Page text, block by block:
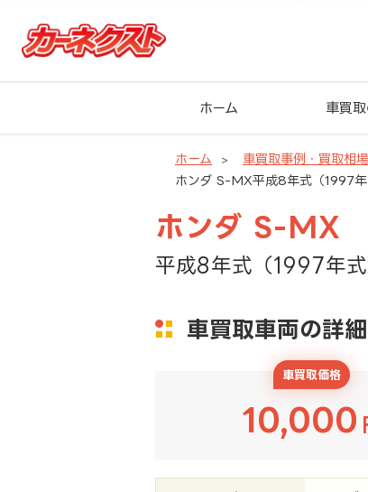
ホーム 車買
ホーム 車買取事例・買取相場
ホンダ S-MX平成8年式（1997
ホンダ S-MX
平成8年式（1997年
車買取車両の詳細
車買取価格
10,000